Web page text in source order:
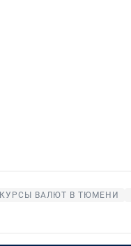
КУРСЫ ВАЛЮТ В ТЮМЕНИ